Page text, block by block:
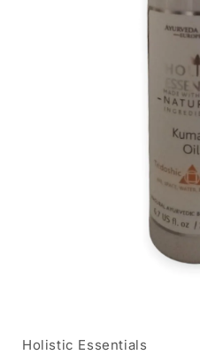
1
Holistic Essentials